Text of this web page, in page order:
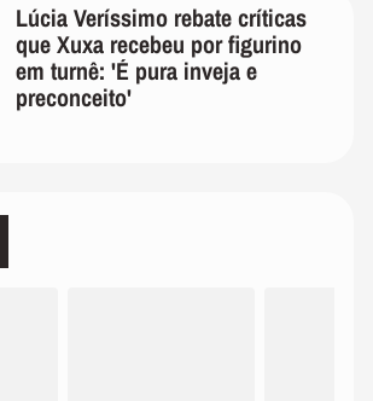
Lúcia Veríssimo rebate críticas
que Xuxa recebeu por figurino
em turnê: 'É pura inveja e
preconceito'